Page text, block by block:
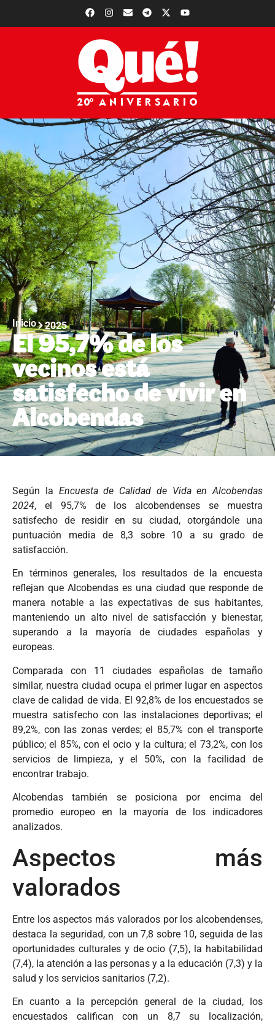
Inicio 2025
El 95,7% de los
vecinos está
satisfecho de vivir en
Alcobendas
Según la Encuesta de Calidad de Vida en Alcobendas
2024, el 95,7% de los alcobendenses se muestra
satisfecho de residir en su ciudad, otorgándole una
puntuación media de 8,3 sobre 10 a su grado de
satisfacción.
En términos generales, los resultados de la encuesta
reflejan que Alcobendas es una ciudad que responde de
manera notable a las expectativas de sus habitantes,
manteniendo un alto nivel de satisfacción y bienestar,
superando a la mayoría de ciudades españolas y
europeas.
Comparada con 11 ciudades españolas de tamaño
similar, nuestra ciudad ocupa el primer lugar en aspectos
clave de calidad de vida. El 92,8% de los encuestados se
muestra satisfecho con las instalaciones deportivas; el
89,2%, con las zonas verdes; el 85,7% con el transporte
público; el 85%, con el ocio y la cultura; el 73,2%, con los
servicios de limpieza, y el 50%, con la facilidad de
encontrar trabajo.
Alcobendas también se posiciona por encima del
promedio europeo en la mayoría de los indicadores
analizados.
Aspectos más
valorados
Entre los aspectos más valorados por los alcobendenses,
destaca la seguridad, con un 7,8 sobre 10, seguida de las
oportunidades culturales y de ocio (7,5), la habitabilidad
(7,4), la atención a las personas y a la educación (7,3) y la
salud y los servicios sanitarios (7,2).
En cuanto a la percepción general de la ciudad, los
encuestados califican con un 8,7 su localización,